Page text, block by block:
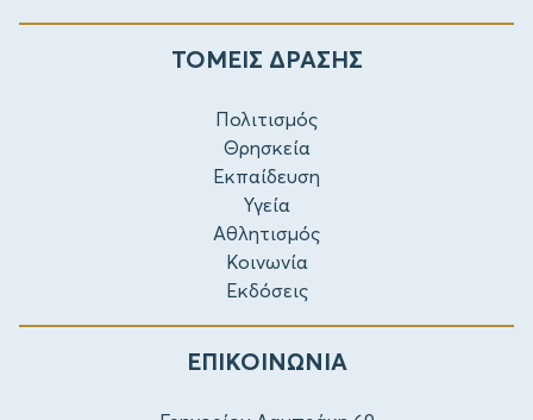
ΤΟΜΕΙΣ ΔΡΑΣΗΣ
Πολιτισμός
Θρησκεία
Εκπαίδευση
Υγεία
Αθλητισμός
Κοινωνία
Εκδόσεις
ΕΠΙΚΟΙΝΩΝΙΑ